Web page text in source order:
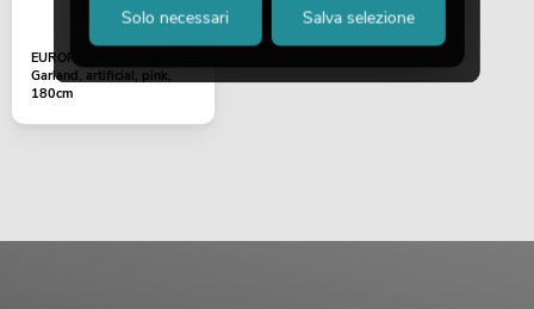
EUROPALMS Lavender
Garland, artificial, pink,
180cm
Solo necessari Salva selezione